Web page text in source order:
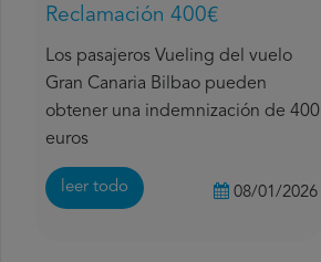
Reclamación 400€
Los pasajeros Vueling del vuelo
Gran Canaria Bilbao pueden
obtener una indemnización de 400
euros
leer todo 08/01/2026